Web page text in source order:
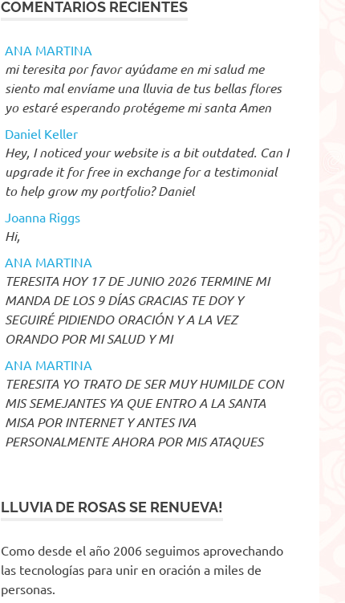
COMENTARIOS RECIENTES
ANA MARTINA
mi teresita por favor ayúdame en mi salud me
siento mal envíame una lluvia de tus bellas flores
yo estaré esperando protégeme mi santa Amen
Daniel Keller
Hey, I noticed your website is a bit outdated. Can I
upgrade it for free in exchange for a testimonial
to help grow my portfolio? Daniel
Joanna Riggs
Hi,
ANA MARTINA
TERESITA HOY 17 DE JUNIO 2026 TERMINE MI
MANDA DE LOS 9 DÍAS GRACIAS TE DOY Y
SEGUIRÉ PIDIENDO ORACIÓN Y A LA VEZ
ORANDO POR MI SALUD Y MI
ANA MARTINA
TERESITA YO TRATO DE SER MUY HUMILDE CON
MIS SEMEJANTES YA QUE ENTRO A LA SANTA
MISA POR INTERNET Y ANTES IVA
PERSONALMENTE AHORA POR MIS ATAQUES
LLUVIA DE ROSAS SE RENUEVA!
Como desde el año 2006 seguimos aprovechando
las tecnologías para unir en oración a miles de
personas.